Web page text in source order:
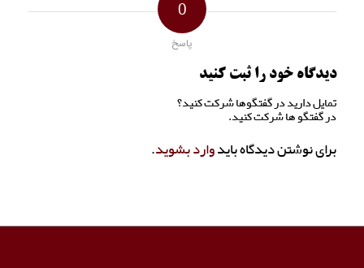
0
پاسخ
دیدگاه خود را ثبت کنید
تمایل دارید در گفتگوها شرکت کنید؟
در گفتگو ها شرکت کنید.
برای نوشتن دیدگاه بایدوارد بشوید.